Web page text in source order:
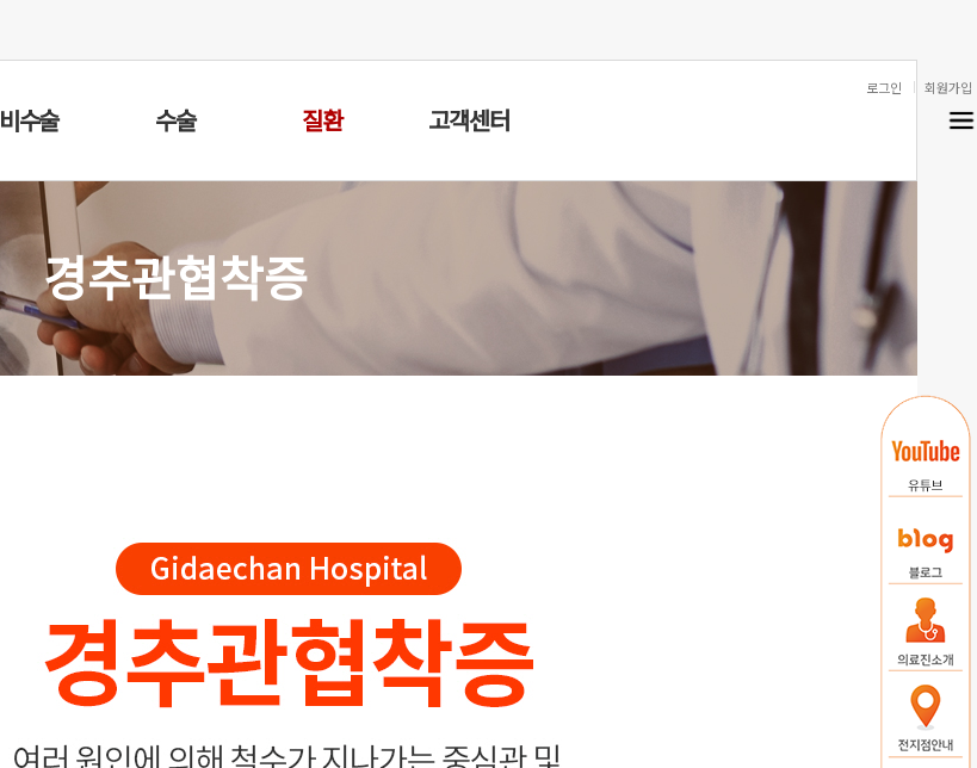
로그인 회원가입
비수술 수술 질환 고객센터
경추관협착증